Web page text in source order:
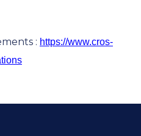
: https://www.cros-